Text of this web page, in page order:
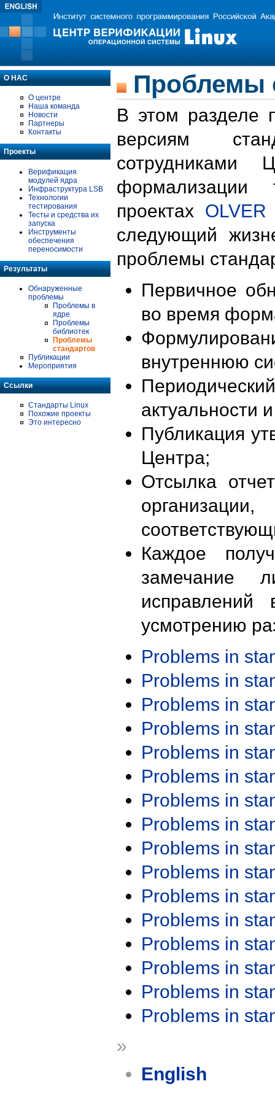
О НАС
О центре
Наша команда
Новости
Партнеры
Контакты
Проекты
Верификация
модулей ядра
Инфраструктура LSB
Технологии
тестирования
Тесты и средства их
запуска
Инструменты
обеспечения
переносимости
Результаты
Обнаруженные
проблемы
Проблемы в
ядре
Проблемы
библиотек
Проблемы
стандартов
Публикации
Мероприятия
Ссылки
Стандарты Linux
Похожие проекты
Это интересно
Проблемы
В этом разделе
версиям
формализации
проектах OLVER
следующий
проблемы
Первичное
во время
внутреннюю
актуальности
Публикация
Центра;
Отсылка
Каждое
замечание
исправлений
усмотрению
Problems in
Problems in
Problems in
Problems in
Problems in
Problems in
Problems in
Problems in
Problems in
Problems in
Problems in
Problems in
Problems in
Problems in
Problems in
Problems in
»
English